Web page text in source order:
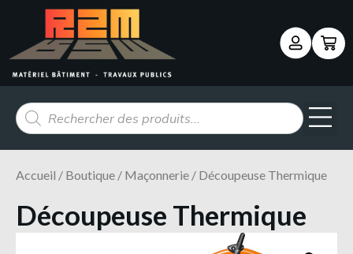
Accueil / Boutique / Maçonnerie / Découpeuse Thermique
Découpeuse Thermique
Panneau de gestion des cookies